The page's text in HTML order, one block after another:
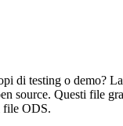
di testing o demo?
source. Questi file
file ODS.